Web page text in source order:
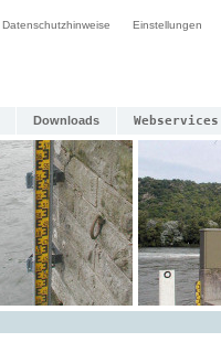
Datenschutzhinweise Einstellungen
Downloads Webservices